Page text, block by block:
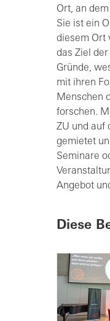
Ort, an
Sie ist ein
diesem Ort
das Ziel
Gründe,
mit ihren
Menschen
forschen.
ZU und auf
gemietet
Seminare
Angebot
Diese